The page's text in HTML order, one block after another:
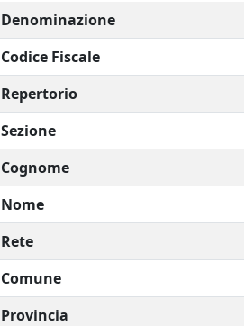
Denominazione
Codice Fiscale
Repertorio
Sezione
Cognome
Nome
Rete
Comune
Provincia